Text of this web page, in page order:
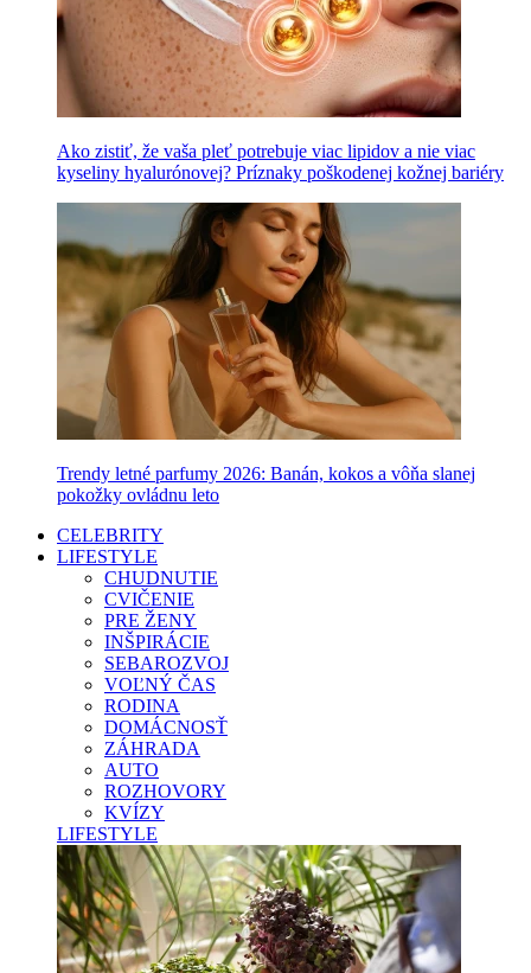
Ako zistiť, že vaša pleť potrebuje viac lipidov a nie viac
kyseliny hyalurónovej? Príznaky poškodenej kožnej bariéry
Trendy letné parfumy 2026: Banán, kokos a vôňa slanej
pokožky ovládnu leto
CELEBRITY
LIFESTYLE
CHUDNUTIE
CVIČENIE
PRE ŽENY
INŠPIRÁCIE
SEBAROZVOJ
VOĽNÝ ČAS
RODINA
DOMÁCNOSŤ
ZÁHRADA
AUTO
ROZHOVORY
KVÍZY
LIFESTYLE